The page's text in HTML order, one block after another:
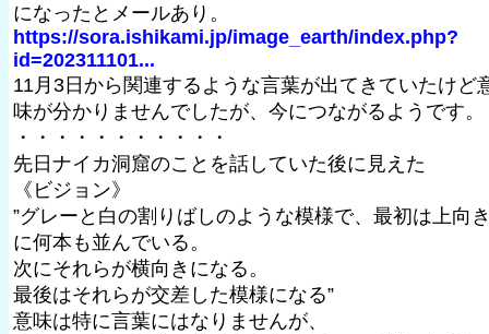
になったとメールあり。
https://sora.ishikami.jp/image_earth/index.php?
id=202311101...
11月3日から関連するような言葉が出てきていたけど
味が分かりませんでしたが、今につながるようです。
・・・・・・・・・・・
先日ナイカ洞窟のことを話していた後に見えた
《ビジョン》
”グレーと白の割りばしのような模様で、最初は上向
に何本も並んでいる。
次にそれらが横向きになる。
最後はそれらが交差した模様になる”
意味は特に言葉にはなりませんが、